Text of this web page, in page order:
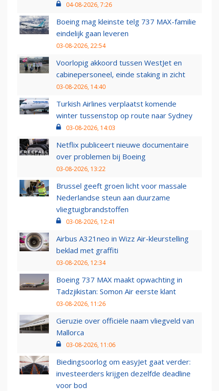
04-08-2026, 7:26
Boeing mag kleinste telg 737 MAX-familie
eindelijk gaan leveren
03-08-2026, 22:54
Voorlopig akkoord tussen WestJet en
cabinepersoneel, einde staking in zicht
03-08-2026, 14:40
Turkish Airlines verplaatst komende
winter tussenstop op route naar Sydney
03-08-2026, 14:03
Netflix publiceert nieuwe documentaire
over problemen bij Boeing
03-08-2026, 13:22
Brussel geeft groen licht voor massale
Nederlandse steun aan duurzame
vliegtuigbrandstoffen
03-08-2026, 12:41
Airbus A321neo in Wizz Air-kleurstelling
beklad met graffiti
03-08-2026, 12:34
Boeing 737 MAX maakt opwachting in
Tadzjikistan: Somon Air eerste klant
03-08-2026, 11:26
Geruzie over officiële naam vliegveld van
Mallorca
03-08-2026, 11:06
Biedingsoorlog om easyJet gaat verder:
investeerders krijgen dezelfde deadline
voor bod